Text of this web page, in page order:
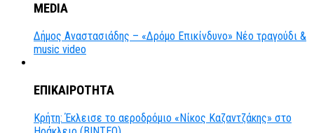
MEDIA
Δήμος Αναστασιάδης – «Δρόμο Επικίνδυνο» Νέο τραγούδι &
music video
ΕΠΙΚΑΙΡΟΤΗΤΑ
Κρήτη: Έκλεισε το αεροδρόμιο «Νίκος Καζαντζάκης» στο